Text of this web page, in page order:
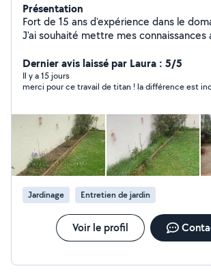
Présentation
Fort de 15 ans d'expérience dans le
J'ai souhaité mettre mes
temps pour entretenir votre jardin ? Je vous propose
mes services pour : Tonte de pelouse Taille de haies et
arbustes Désherbage Nettoyage de jardin Service
de ménages, repassages,aide à domicile. 50 %
crédit d'impôt selon la législation en vigueur
CESU accepté Contactez-moi
Dernier avis laissé par Laura : 5/5
Il y a 15 jours
merci pour ce travail de titan ! la différence est
Jardinage Entretien de jardin
Voir le profil